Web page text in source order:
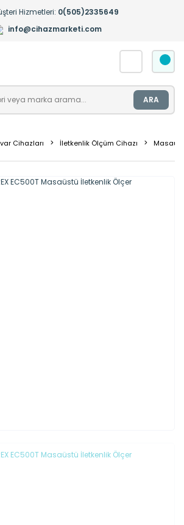
Hizmetleri: 0(505)2335649
info@cihazmarketi.com
ARA
Cihazları İletkenlik Ölçüm Cihazı